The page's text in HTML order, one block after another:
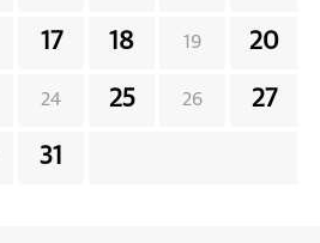
17 18 19 20
24 25 26 27
31